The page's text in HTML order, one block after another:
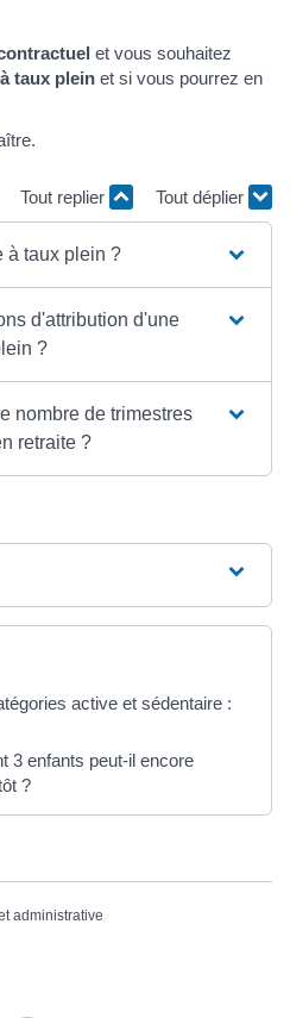
et vous souhaitez
taux plein et si vous pourrez en
Tout replier Tout déplier
à taux plein ?
d'attribution d'une
?
nombre de trimestres
retraite ?
active et sédentaire :
3 enfants peut-il encore
?
administrative